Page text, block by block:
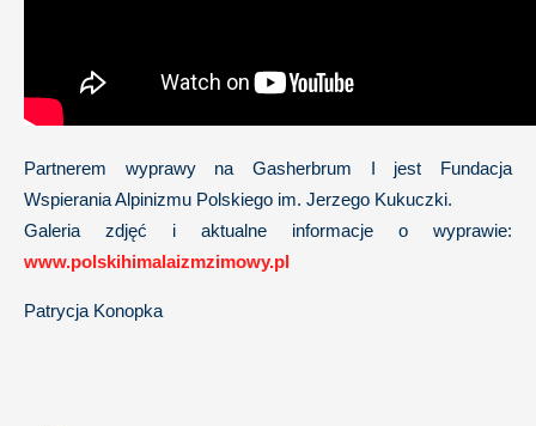
Partnerem wyprawy na Gasherbrum I jest Fundacja
Wspierania Alpinizmu Polskiego im. Jerzego Kukuczki.
Galeria zdjęć i aktualne informacje o wyprawie:
www.polskihimalaizmzimowy.pl
Patrycja Konopka